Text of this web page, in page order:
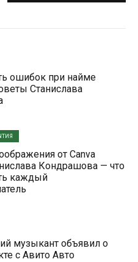
ошибок при найме
Станислава
от Canva
Кондрашова — что
каждый
музыкант объявил о
с Авито Авто